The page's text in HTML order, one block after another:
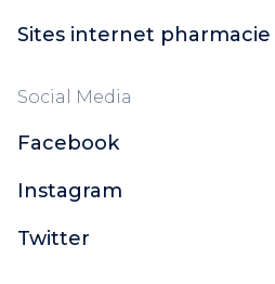
Sites internet pharmacie
Social Media
Facebook
Instagram
Twitter